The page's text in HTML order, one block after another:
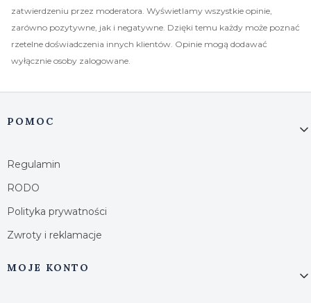
zatwierdzeniu przez moderatora. Wyświetlamy wszystkie opinie,
zarówno pozytywne, jak i negatywne. Dzięki temu każdy może poznać
rzetelne doświadczenia innych klientów. Opinie mogą dodawać
wyłącznie osoby zalogowane.
Linki w stopce
POMOC
Regulamin
RODO
Polityka prywatności
Zwroty i reklamacje
MOJE KONTO